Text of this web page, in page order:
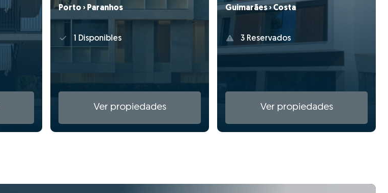
Porto › Paranhos
1 Disponibles
Ver propiedades
Guimarães › Costa
3 Reservados
Ver propiedades